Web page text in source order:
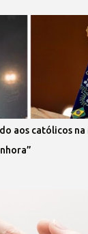
aos católicos na